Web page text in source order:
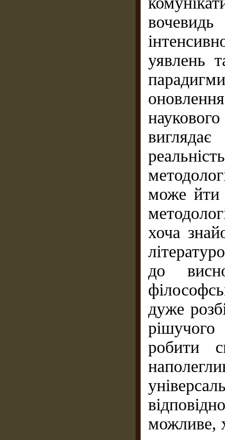
уявлень
може йти
хоча
до
дуже
рішучого
робити
можливе,